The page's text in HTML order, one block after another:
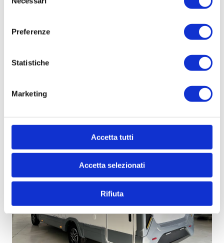
del
Preferenze
Statistiche
Marketing
Accetta tutti
Accetta selezionati
Rifiuta